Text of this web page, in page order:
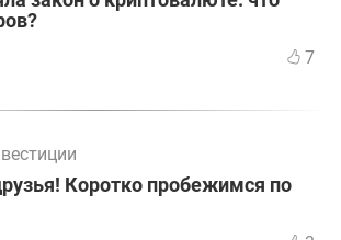
7
Коротко пробежимся по